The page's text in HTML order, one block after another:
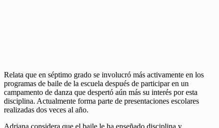
Relata que en séptimo grado se involucró más activamente en los
programas de baile de la escuela después de participar en un
campamento de danza que despertó aún más su interés por esta
disciplina. Actualmente forma parte de presentaciones escolares
realizadas dos veces al año.
Adriana considera que el baile le ha enseñado disciplina y